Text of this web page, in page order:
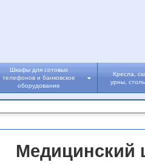
Шкафы для сотовых
телефонов и банковское
оборудование
Кресла,
урны,
Медицинский